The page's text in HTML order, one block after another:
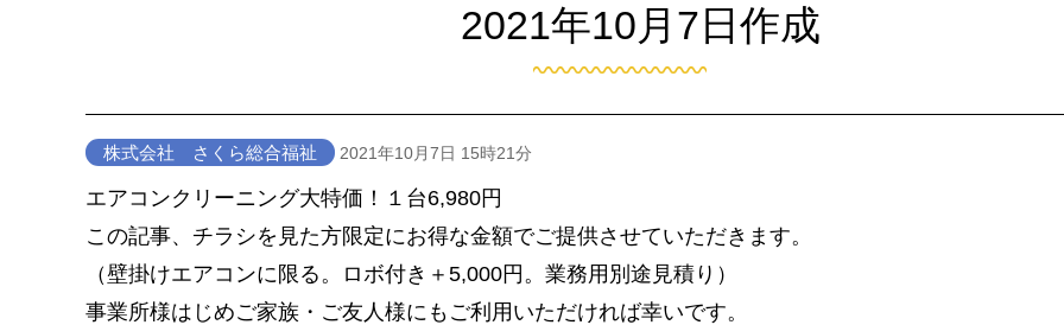
2021年10月7日作成
株式会社 さくら総合福祉 2021年10月7日 15時21分
エアコンクリーニング大特価！１台6,980円
この記事、チラシを見た方限定にお得な金額でご提供させていただきます。
（壁掛けエアコンに限る。ロボ付き＋5,000円。業務用別途見積り）
事業所様はじめご家族・ご友人様にもご利用いただければ幸いです。